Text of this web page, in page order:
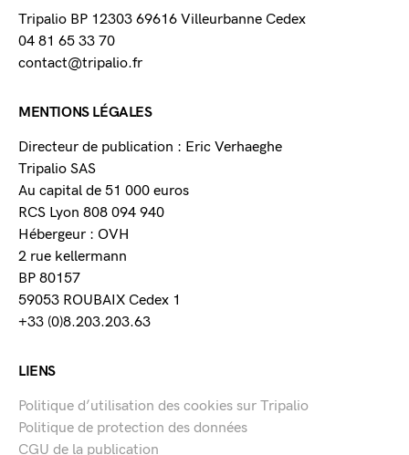
Tripalio BP 12303 69616 Villeurbanne Cedex
04 81 65 33 70
contact@tripalio.fr
MENTIONS LÉGALES
Directeur de publication : Eric Verhaeghe
Tripalio SAS
Au capital de 51 000 euros
RCS Lyon 808 094 940
Hébergeur : OVH
2 rue kellermann
BP 80157
59053 ROUBAIX Cedex 1
+33 (0)8.203.203.63
LIENS
Politique d’utilisation des cookies sur Tripalio
Politique de protection des données
CGU de la publication